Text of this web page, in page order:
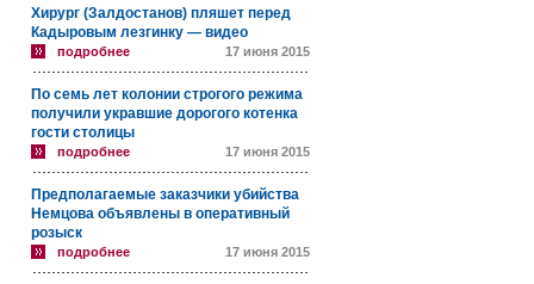
Хирург (Залдостанов) пляшет перед
Кадыровым лезгинку — видео
подробнее 17 июня 2015
По семь лет колонии строгого режима
получили укравшие дорогого котенка
гости столицы
подробнее 17 июня 2015
Предполагаемые заказчики убийства
Немцова объявлены в оперативный
розыск
подробнее 17 июня 2015